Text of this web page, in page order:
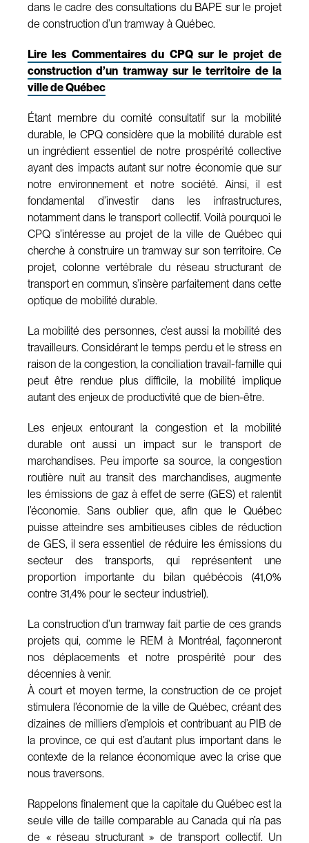
dans le cadre des consultations du BAPE sur le projet
de construction d’un tramway à Québec.
Lire les Commentaires du CPQ sur le projet de
construction d’un tramway sur le territoire de la
ville de Québec
Étant membre du comité consultatif sur la mobilité
durable, le CPQ considère que la mobilité durable est
un ingrédient essentiel de notre prospérité collective
ayant des impacts autant sur notre économie que sur
notre environnement et notre société. Ainsi, il est
fondamental d’investir dans les infrastructures,
notamment dans le transport collectif. Voilà pourquoi le
CPQ s’intéresse au projet de la ville de Québec qui
cherche à construire un tramway sur son territoire. Ce
projet, colonne vertébrale du réseau structurant de
transport en commun, s’insère parfaitement dans cette
optique de mobilité durable.
La mobilité des personnes, c’est aussi la mobilité des
travailleurs. Considérant le temps perdu et le stress en
raison de la congestion, la conciliation travail-famille qui
peut être rendue plus difficile, la mobilité implique
autant des enjeux de productivité que de bien-être.
Les enjeux entourant la congestion et la mobilité
durable ont aussi un impact sur le transport de
marchandises. Peu importe sa source, la congestion
routière nuit au transit des marchandises, augmente
les émissions de gaz à effet de serre (GES) et ralentit
l’économie. Sans oublier que, afin que le Québec
puisse atteindre ses ambitieuses cibles de réduction
de GES, il sera essentiel de réduire les émissions du
secteur des transports, qui représentent une
proportion importante du bilan québécois (41,0%
contre 31,4% pour le secteur industriel).
La construction d’un tramway fait partie de ces grands
projets qui, comme le REM à Montréal, façonneront
nos déplacements et notre prospérité pour des
décennies à venir.
À court et moyen terme, la construction de ce projet
stimulera l’économie de la ville de Québec, créant des
dizaines de milliers d’emplois et contribuant au PIB de
la province, ce qui est d’autant plus important dans le
contexte de la relance économique avec la crise que
nous traversons.
Rappelons finalement que la capitale du Québec est la
seule ville de taille comparable au Canada qui n’a pas
de « réseau structurant » de transport collectif. Un